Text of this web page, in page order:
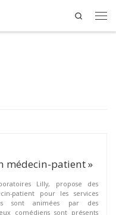
Search
médecin-patient »
Lilly, propose des
patient pour les services
sont animées par des
comédiens sont présents